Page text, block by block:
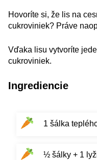
Hovoríte si, že lis na
cukroviniek? Práve
Vďaka lisu vytvoríte
cukroviniek.
Ingrediencie
1 šálka
½ šálky + 1